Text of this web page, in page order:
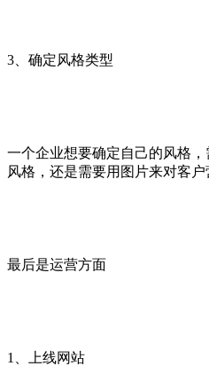
3、确定风格类型
一个企业想要确定自己的风格
风格，还是需要用图片来对客
最后是运营方面
1、上线网站